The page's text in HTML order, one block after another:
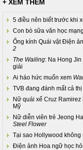
+ XEM THÊM
5 điều nên biết trước khi
Con bò sữa văn học
Ống kính Quái vật Điện
2
The Wailing: Na Hong
giải
Ai háo hức muốn xem
TVB đang đánh mất cả
Nữ quái xế Cruz Ramirez
Mỹ
Nữ diễn viên trẻ Jeong
Steel Flower
Tại sao Hollywood
Điện ảnh Hoa ngữ học